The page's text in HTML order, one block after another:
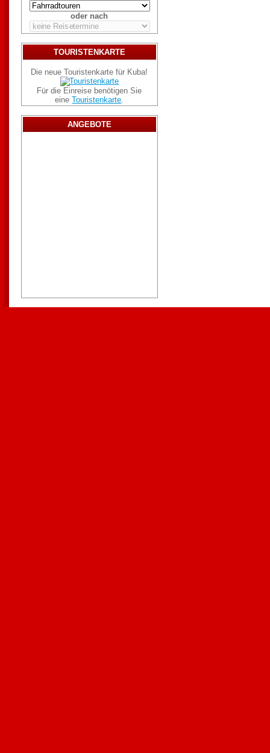
oder nach
TOURISTENKARTE
Die neue Touristenkarte für Kuba!
Für die Einreise benötigen Sie
eineTouristenkarte.
ANGEBOTE